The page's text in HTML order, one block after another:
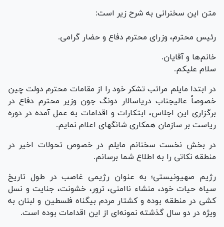
متن این سخنرانی به شرح زیر است:
رئیس محترم، وزرای محترم دفاع و حضار گرامی.
خانم‌ها و آقایان.
سلام علیکم.
در ابتدا مایلم مراتب تشکر خود را از مقامات محترم دولت چین
خصوصاً عالیجناب دریاسالار دونگ جون وزیر محترم دفاع در
برگزاری این اجلاس، ابتکارات و اقدامات به عمل آمده در دوره
ریاست بر سازمان همکاری شانگهای اعلام نمایم.
در بخش نخست سخنانم مایلم در خصوص تحولات اخیر در
منطقه نکاتی را به اطلاع شما برسانم.
رژیم صهیونیستی؛ به عنوان رژیمی غاصب در طول تاریخ
سیاه حیات خود، منشاء ناامنی، ترور، خشونت، جنایت و نسل
کشی در منطقه بوده و کشتار مردم بیگناه فلسطین و لبنان به
ویژه در دو سال گذشته نمونه‌ای از این اقدامات بوده است.